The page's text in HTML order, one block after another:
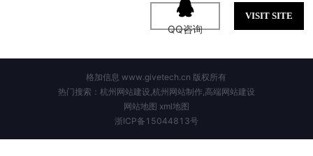
QQ咨询
VISIT SITE
格加信息 www.givetech.cn 版权所有
热门搜索：杭州网站建设,杭州网站制作,高端网站建设
网站地图 xml地图
浙ICP备15044813号